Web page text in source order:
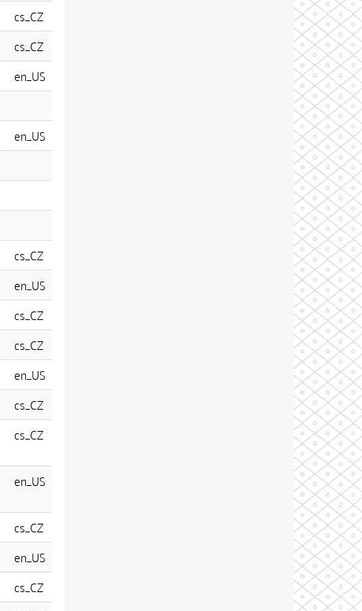
cs_CZ
cs_CZ
en_US
en_US
cs_CZ
en_US
cs_CZ
cs_CZ
en_US
cs_CZ
cs_CZ
en_US
cs_CZ
en_US
cs_CZ